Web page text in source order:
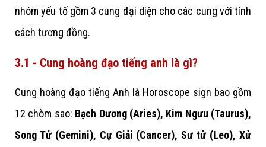
nhóm yếu tố gồm 3 cung đại diện cho các cung với tính
cách tương đồng.
3.1 - Cung hoàng đạo tiếng anh là gì?
Cung hoàng đạo tiếng Anh là Horoscope sign bao gồm
12 chòm sao: Bạch Dương (Aries), Kim Ngưu (Taurus),
Song Tử (Gemini), Cự Giải (Cancer), Sư tử (Leo), Xử